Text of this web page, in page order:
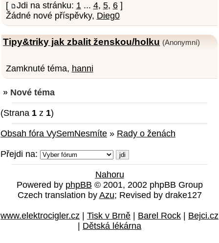
[ Jdi na stránku: 1... 4, 5, 6]
Žádné nové příspěvky, Dieg0
Tipy&triky jak zbalit ženskou/holku (Anonymní)
Zamknuté téma, hanni
» Nové téma
(Strana 1 z 1)
Obsah fóra VySemNesmíte » Rady o ženách
Přejdi na:
Nahoru
Powered by phpBB © 2001, 2002 phpBB Group
Czech translation by Azu; Revised by drake127
www.elektrocigler.cz | Tisk v Brně | Barel Rock | Bejci.cz
| Dětská lékárna